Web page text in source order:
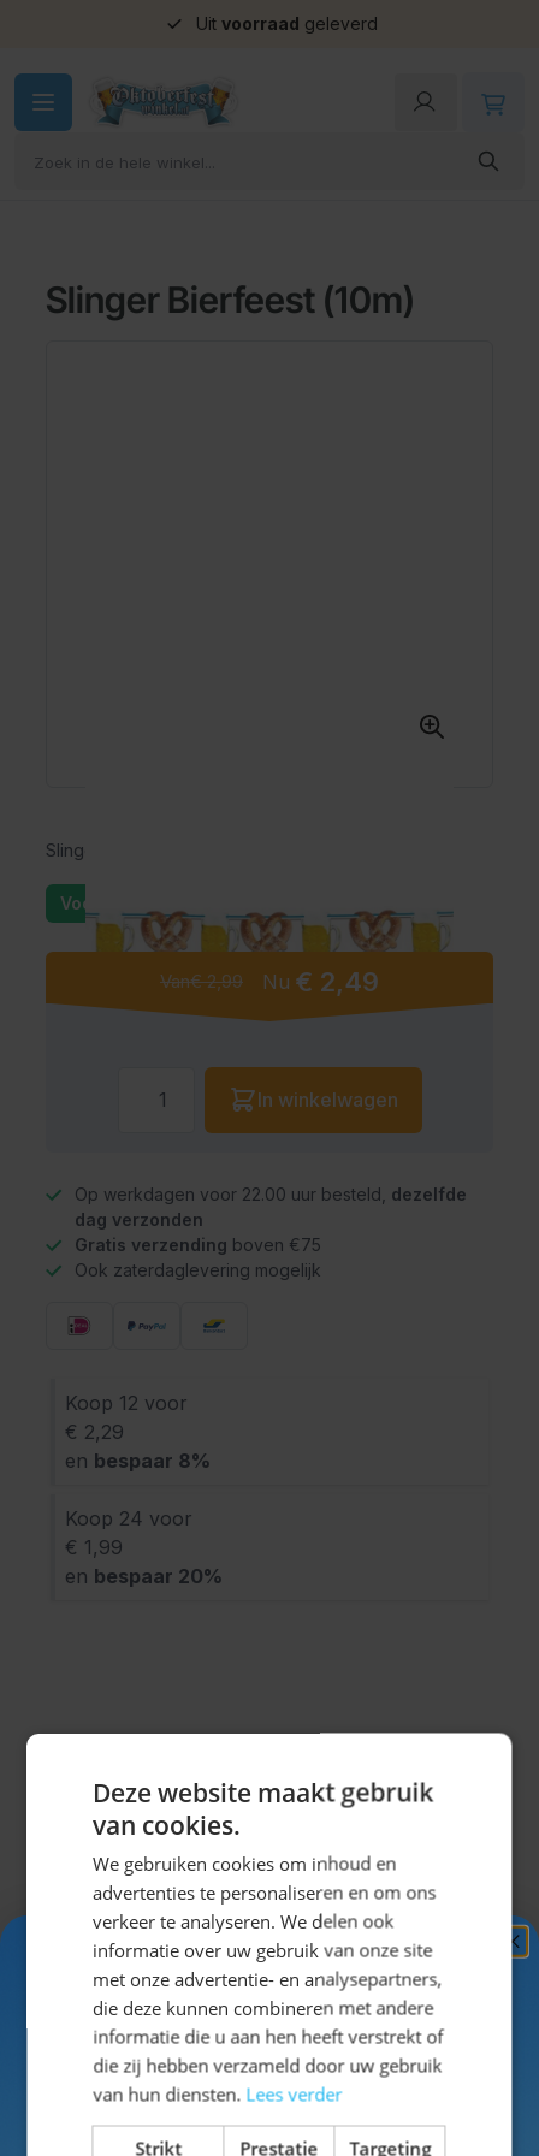
Uit voorraad geleverd
Slinger Bierfeest (10m)
Slinger Bierfeest (10m)
Voorraad: 25+
Van€ 2,99 Nu € 2,49
In winkelwagen
Op werkdagen voor 22.00 uur besteld, dezelfde
dag verzonden
Gratis verzending boven €75
Ook zaterdaglevering mogelijk
Koop 12 voor
€ 2,29
en bespaar 8%
Koop 24 voor
€ 1,99
en bespaar 20%
Slinger Bierfeest van maar liefst (10m)!
Deze slinger maakt jouw Oktoberfest helemaal
compleet! Hang hem aan de muur, aan de bar
ofdesnoods aan de schutting! Door de typische
Duitse items die afgebeeld zijn op de slinger, past dit
perfectbij jouw eigen Oktoberfest! Nog meer
decoratie nodig dan alleen deze slinger?Klik dan hier
en kijk wat er nog meer perfect bij past!
Deze website maakt gebruik
van cookies.
We gebruiken cookies om inhoud en
advertenties te personaliseren en om ons
verkeer te analyseren. We delen ook
informatie over uw gebruik van onze site
met onze advertentie- en analysepartners,
die deze kunnen combineren met andere
informatie die u aan hen heeft verstrekt of
die zij hebben verzameld door uw gebruik
van hun diensten. Lees verder
Strikt
Prestatie Targeting
Ontvang5%
KORTING!
Schrijf je nuin voor de nieuwsbrief en ontvang toegang
tot exclusieve kortingen!
Voor- en achternaam